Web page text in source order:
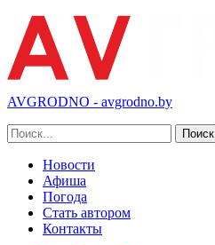
AVGRODNO - avgrodno.by
Новости
Афиша
Погода
Стать автором
Контакты